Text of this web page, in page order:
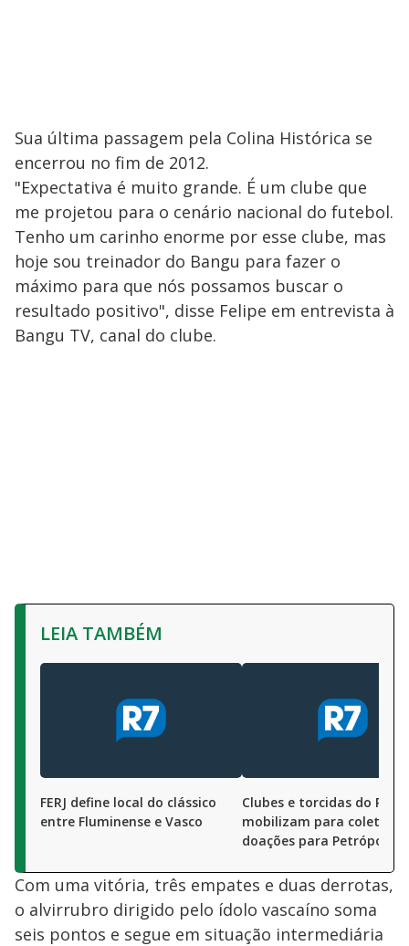
Sua última passagem pela Colina Histórica se
encerrou no fim de 2012.
"Expectativa é muito grande. É um clube que
me projetou para o cenário nacional do futebol.
Tenho um carinho enorme por esse clube, mas
hoje sou treinador do Bangu para fazer o
máximo para que nós possamos buscar o
resultado positivo", disse Felipe em entrevista à
Bangu TV, canal do clube.
LEIA TAMBÉM
FERJ define local do clássico
entre Fluminense e Vasco
Clubes e torcidas do Rio
mobilizam para coletar
doações para Petrópolis
Com uma vitória, três empates e duas derrotas,
o alvirrubro dirigido pelo ídolo vascaíno soma
seis pontos e segue em situação intermediária